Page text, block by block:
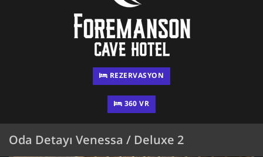
REZERVASYON
360 VR
Oda Detayı Venessa / Deluxe 2